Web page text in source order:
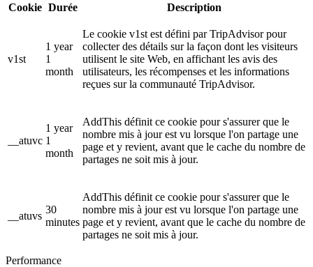
Cookie Durée Description
v1st
1 year
1
month
Le cookie v1st est défini par TripAdvisor pour
collecter des détails sur la façon dont les visiteurs
utilisent le site Web, en affichant les avis des
utilisateurs, les récompenses et les informations
reçues sur la communauté TripAdvisor.
__atuvc
1 year
1
month
AddThis définit ce cookie pour s'assurer que le
nombre mis à jour est vu lorsque l'on partage une
page et y revient, avant que le cache du nombre de
partages ne soit mis à jour.
__atuvs
30
minutes
AddThis définit ce cookie pour s'assurer que le
nombre mis à jour est vu lorsque l'on partage une
page et y revient, avant que le cache du nombre de
partages ne soit mis à jour.
Performance